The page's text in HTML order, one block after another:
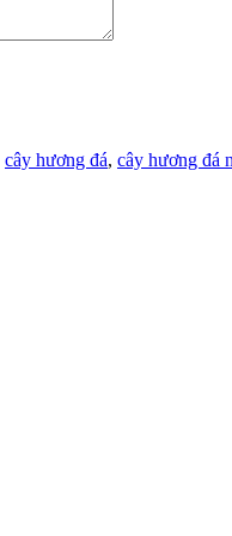
cây hương đá, cây hương đá